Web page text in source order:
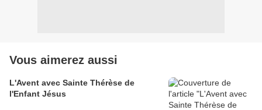
Vous aimerez aussi
L'Avent avec Sainte Thérèse de
l'Enfant Jésus